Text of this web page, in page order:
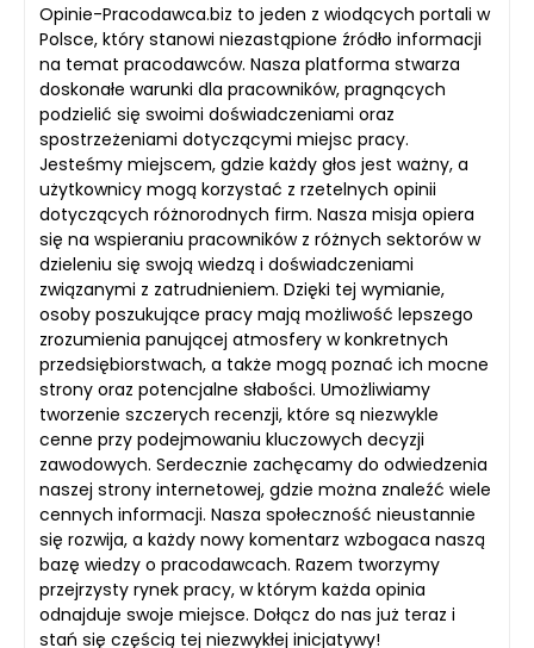
Opinie-Pracodawca.biz to jeden z wiodących portali w
Polsce, który stanowi niezastąpione źródło informacji
na temat pracodawców. Nasza platforma stwarza
doskonałe warunki dla pracowników, pragnących
podzielić się swoimi doświadczeniami oraz
spostrzeżeniami dotyczącymi miejsc pracy.
Jesteśmy miejscem, gdzie każdy głos jest ważny, a
użytkownicy mogą korzystać z rzetelnych opinii
dotyczących różnorodnych firm. Nasza misja opiera
się na wspieraniu pracowników z różnych sektorów w
dzieleniu się swoją wiedzą i doświadczeniami
związanymi z zatrudnieniem. Dzięki tej wymianie,
osoby poszukujące pracy mają możliwość lepszego
zrozumienia panującej atmosfery w konkretnych
przedsiębiorstwach, a także mogą poznać ich mocne
strony oraz potencjalne słabości. Umożliwiamy
tworzenie szczerych recenzji, które są niezwykle
cenne przy podejmowaniu kluczowych decyzji
zawodowych. Serdecznie zachęcamy do odwiedzenia
naszej strony internetowej, gdzie można znaleźć wiele
cennych informacji. Nasza społeczność nieustannie
się rozwija, a każdy nowy komentarz wzbogaca naszą
bazę wiedzy o pracodawcach. Razem tworzymy
przejrzysty rynek pracy, w którym każda opinia
odnajduje swoje miejsce. Dołącz do nas już teraz i
stań się częścią tej niezwykłej inicjatywy!